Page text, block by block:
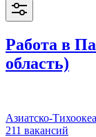
Работа в
область)
Азиатско-
211 вакансий